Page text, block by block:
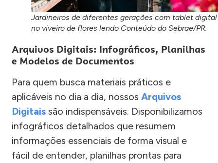
Jardineiros de diferentes gerações com tablet digital
no viveiro de flores lendo Conteúdo do Sebrae/PR.
Arquivos Digitais: Infográficos, Planilhas
e Modelos de Documentos
Para quem busca materiais práticos e
aplicáveis no dia a dia, nossos Arquivos
Digitais são indispensáveis. Disponibilizamos
infográficos detalhados que resumem
informações essenciais de forma visual e
fácil de entender, planilhas prontas para